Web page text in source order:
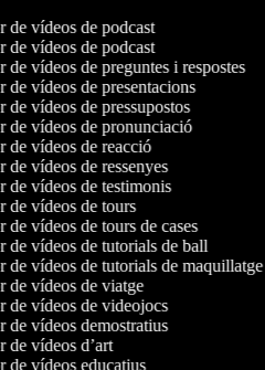
de vídeos de podcast
de vídeos de podcast
de vídeos de preguntes i respostes
de vídeos de presentacions
de vídeos de pressupostos
de vídeos de pronunciació
de vídeos de reacció
de vídeos de ressenyes
de vídeos de testimonis
de vídeos de tours
de vídeos de tours de cases
de vídeos de tutorials de ball
de vídeos de tutorials de maquillatge
de vídeos de viatge
de vídeos de videojocs
de vídeos demostratius
de vídeos d’art
de vídeos educatius